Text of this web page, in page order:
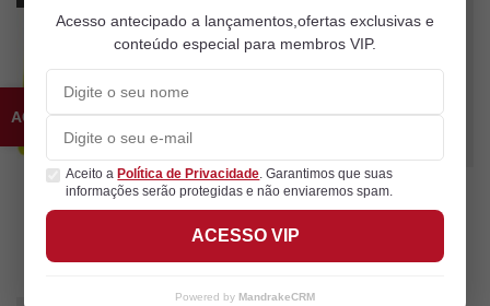
Cueca Boxer Freedom DIO
Collection Amarelo
VER OPÇÕES
NEW
Camiseta DIO Collection
Patinhas Amarelo
VER OPÇÕES
Acesso antecipado a lançamentos,ofertas exclusivas e
conteúdo especial para membros VIP.
Aceito aPolítica de Privacidade . Garantimos que suas
informações serão protegidas e não enviaremos spam.
ACESSO VIP
Powered by MandrakeCRM
ACESSO VIP